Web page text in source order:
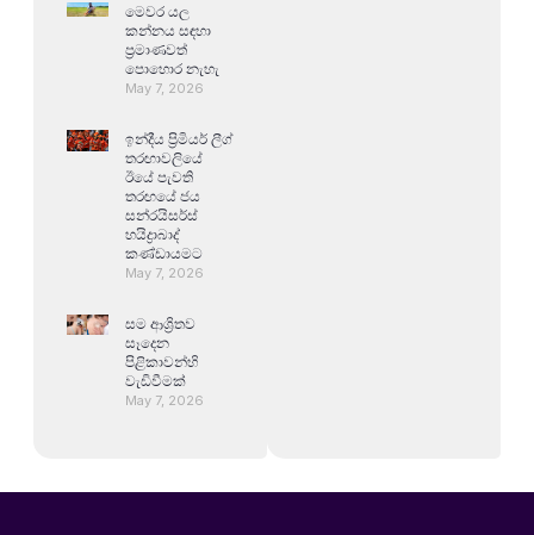
මෙවර යල
කන්නය සඳහා
ප්‍රමාණවත්
පොහොර නැහැ
May 7, 2026
ඉන්දීය ප්‍රිමියර් ලීග්
තරඟාවලියේ
ඊයේ පැවති
තරඟයේ ජය
සන්රයිසර්ස්
හයිද්‍රාබාද්
කණ්ඩායමට
May 7, 2026
සම ආශ්‍රිතව
සෑදෙන
පිළිකාවන්හි
වැඩිවීමක්
May 7, 2026